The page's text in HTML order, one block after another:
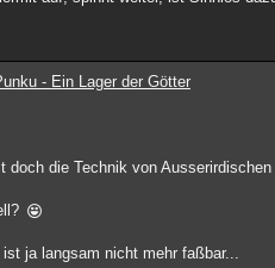
- Ein Lager der Götter
doch die Technik von
ist ja langsam nicht mehr faßbar...